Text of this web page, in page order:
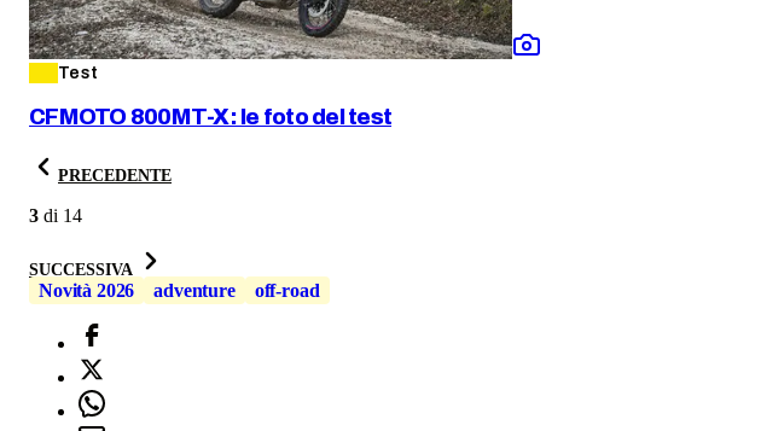
Test
CFMOTO 800MT-X: le foto del test
PRECEDENTE
3 di 14
SUCCESSIVA
Novità 2026 adventure off-road